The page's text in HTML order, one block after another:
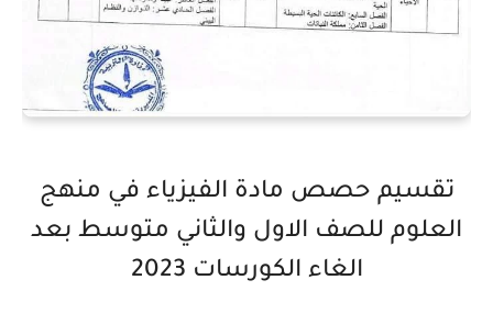
تقسيم حصص مادة الفيزياء في منهج
العلوم للصف الاول والثاني متوسط بعد
الغاء الكورسات 2023